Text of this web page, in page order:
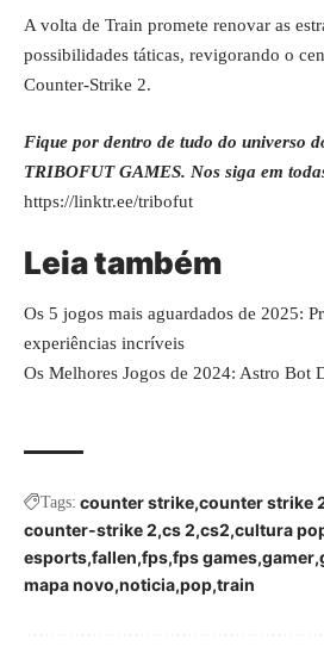
A volta de Train promete renovar as
possibilidades táticas, revigorando o
Counter-Strike 2.
Fique por dentro de tudo do universo
TRIBOFUT GAMES. Nos siga em
https://linktr.ee/tribofut
Leia também
Os 5 jogos mais aguardados de 2025:
experiências incríveis
Os Melhores Jogos de 2024: Astro Bot
Tags: counter strike counter strike
counter-strike 2 cs 2 cs2 cultura
esports fallen fps fps games gamer
mapa novo noticia pop train